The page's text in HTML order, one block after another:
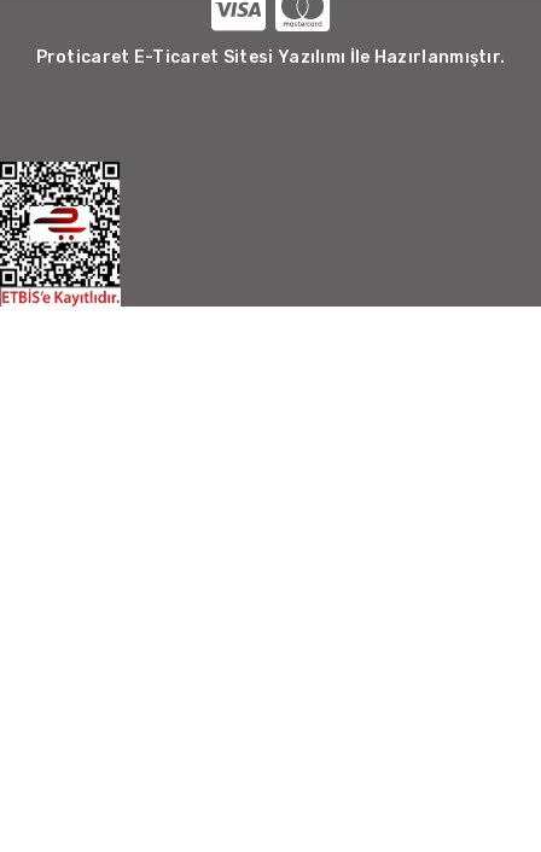
Proticaret E-Ticaret Sitesi Yazılımı İle Hazırlanmıştır.